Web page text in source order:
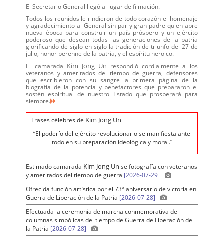
El Secretario General llegó al lugar de filmación.
Todos los reunidos le rindieron de todo corazón el homenaje
y agradecimiento al General sin par y gran padre quien abre
nueva época para construir un país próspero y un ejército
poderoso que desean todas las generaciones de la patria
glorificando de siglo en siglo la tradición de triunfo del 27 de
julio, honor perenne de la patria, y el espíritu heroico.
El camarada Kim Jong Un respondió cordialmente a los
veteranos y ameritados del tiempo de guerra, defensores
que escribieron con su sangre la primera página de la
biografía de la potencia y benefactores que prepararon el
sostén espiritual de nuestro Estado que prosperará para
siempre.
Frases célebres de Kim Jong Un
“El poderío del ejército revolucionario se manifiesta ante
todo en su preparación ideológica y moral.”
Estimado camarada Kim Jong Un se fotografía con veteranos
y ameritados del tiempo de guerra [2026-07-29]
Ofrecida función artística por el 73º aniversario de victoria en
Guerra de Liberación de la Patria [2026-07-28]
Efectuada la ceremonia de marcha conmemorativa de
columnas simbólicas del tiempo de Guerra de Liberación de
la Patria [2026-07-28]